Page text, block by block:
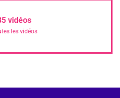
vidéos
les vidéos